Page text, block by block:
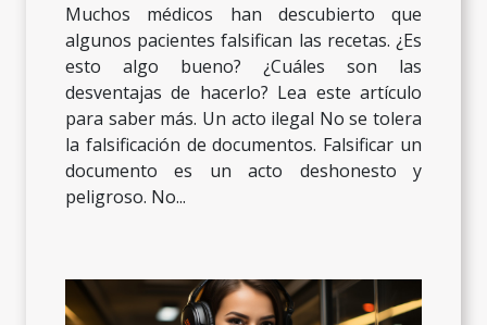
Muchos médicos han descubierto que
algunos pacientes falsifican las recetas. ¿Es
esto algo bueno? ¿Cuáles son las
desventajas de hacerlo? Lea este artículo
para saber más. Un acto ilegal No se tolera
la falsificación de documentos. Falsificar un
documento es un acto deshonesto y
peligroso. No...